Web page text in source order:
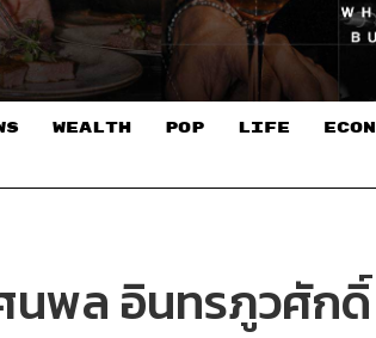
WEALTH POP LIFE
พล อินทรภูวศักดิ์